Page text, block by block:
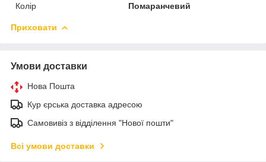
Колір
Помаранчевий
Приховати
Умови доставки
Нова Пошта
Кур єрська доставка адресою
Самовивіз з відділення "Нової пошти"
Всі умови доставки